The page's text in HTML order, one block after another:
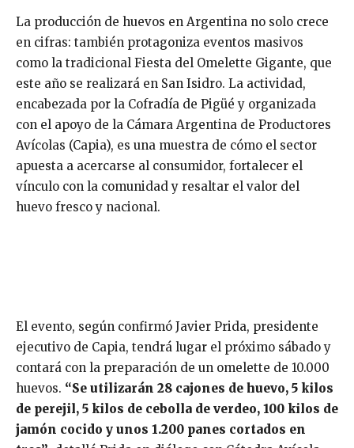
La producción de huevos en Argentina no solo crece
en cifras: también protagoniza eventos masivos
como la tradicional Fiesta del Omelette Gigante, que
este año se realizará en San Isidro. La actividad,
encabezada por la Cofradía de Pigüé y organizada
con el apoyo de la Cámara Argentina de Productores
Avícolas (Capia), es una muestra de cómo el sector
apuesta a acercarse al consumidor, fortalecer el
vínculo con la comunidad y resaltar el valor del
huevo fresco y nacional.
El evento, según confirmó Javier Prida, presidente
ejecutivo de Capia, tendrá lugar el próximo sábado y
contará con la preparación de un omelette de 10.000
huevos. “Se utilizarán 28 cajones de huevo, 5 kilos
de perejil, 5 kilos de cebolla de verdeo, 100 kilos de
jamón cocido y unos 1.200 panes cortados en